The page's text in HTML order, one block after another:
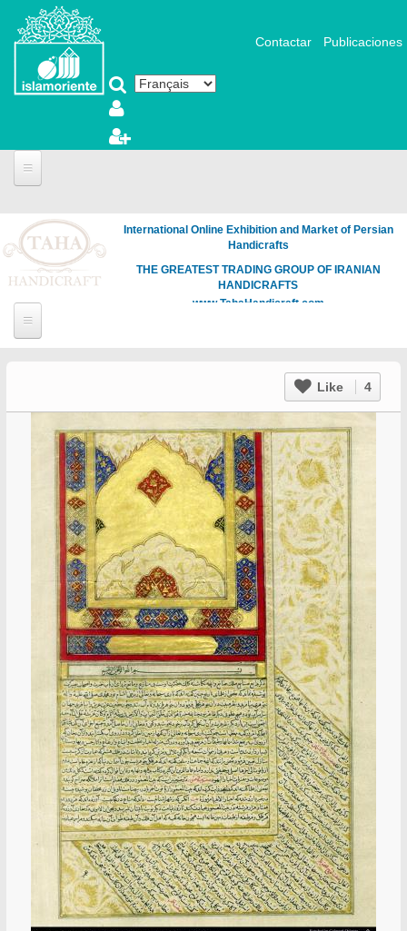
Aller au contenu principal
Contactar Publicaciones
International Online Exhibition and Market of Persian
Handicrafts
THE GREATEST TRADING GROUP OF IRANIAN
HANDICRAFTS
www.TahaHandicraft.com
Like 4